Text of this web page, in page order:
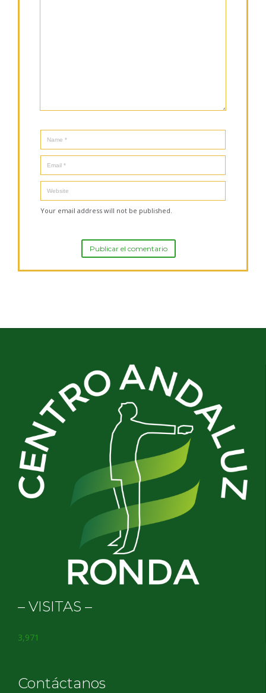
Your email address will not be published.
– VISITAS –
3,971
Contáctanos